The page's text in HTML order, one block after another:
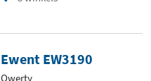
Ewent EW3190
Qwerty